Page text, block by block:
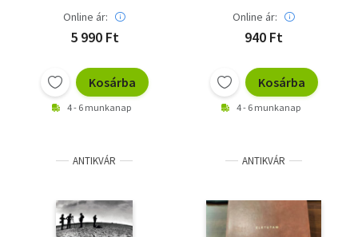
Online ár:
5 990 Ft
Kosárba
4 - 6 munkanap
Online ár:
940 Ft
Kosárba
4 - 6 munkanap
ANTIKVÁR ANTIKVÁR